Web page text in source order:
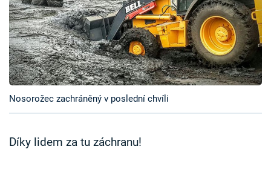
TV Program
Časopis
Sledujte prima+
Nosorožec zachráněný v poslední chvíli
Díky lidem za tu záchranu!